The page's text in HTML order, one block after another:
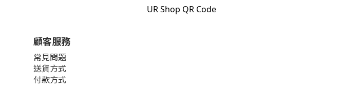
UR Shop QR Code
顧客服務
常見問題
送貨方式
付款方式